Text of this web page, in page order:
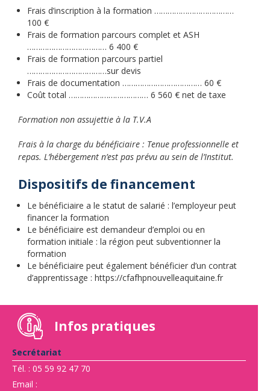
Frais d’inscription à la formation ………………………………
100 €
Frais de formation parcours complet et ASH
……………………………… 6 400 €
Frais de formation parcours partiel
………………………………sur devis
Frais de documentation ……………………………… 60 €
Coût total ……………………………… 6 560 € net de taxe
Formation non assujettie à la T.V.A
Frais à la charge du bénéficiaire : Tenue professionnelle et
repas. L’hébergement n’est pas prévu au sein de l’Institut.
Dispositifs de financement
Le bénéficiaire a le statut de salarié : l’employeur peut
financer la formation
Le bénéficiaire est demandeur d’emploi ou en
formation initiale : la région peut subventionner la
formation
Le bénéficiaire peut également bénéficier d’un contrat
d’apprentissage : https://cfafhpnouvelleaquitaine.fr
Infos pratiques
Secrétariat
Tél. : 05 59 92 47 70
Email :